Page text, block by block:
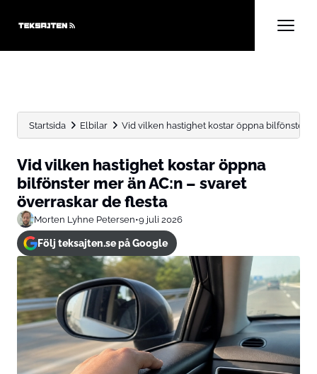
Startsida Elbilar Vid vilken hastighet kostar öppna bilfönster
Vid vilken hastighet kostar öppna
bilfönster mer än AC:n – svaret
överraskar de flesta
Morten Lyhne Petersen•9 juli 2026
Följ teksajten.se på Google